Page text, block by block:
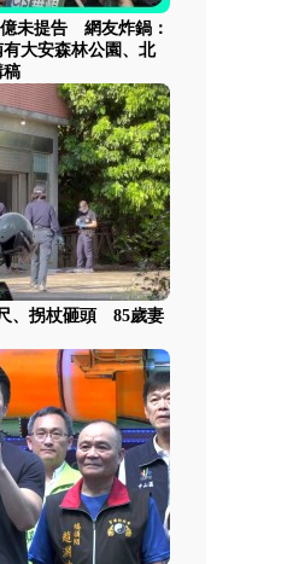
億未提告 網友炸鍋：
大安森林公園、北
稿
、拐杖砸頭 85歲妻